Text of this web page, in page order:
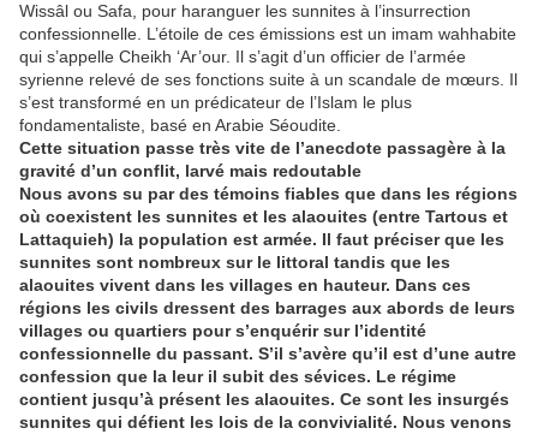
Wissâl ou Safa, pour haranguer les sunnites à l’insurrection
confessionnelle. L’étoile de ces émissions est un imam wahhabite
qui s’appelle Cheikh ‘Ar’our. Il s’agit d’un officier de l’armée
syrienne relevé de ses fonctions suite à un scandale de mœurs. Il
s’est transformé en un prédicateur de l’Islam le plus
fondamentaliste, basé en Arabie Séoudite.
Cette situation passe très vite de l’anecdote passagère à la
gravité d’un conflit, larvé mais redoutable
Nous avons su par des témoins fiables que dans les régions
où coexistent les sunnites et les alaouites (entre Tartous et
Lattaquieh) la population est armée. Il faut préciser que les
sunnites sont nombreux sur le littoral tandis que les
alaouites vivent dans les villages en hauteur. Dans ces
régions les civils dressent des barrages aux abords de leurs
villages ou quartiers pour s’enquérir sur l’identité
confessionnelle du passant. S’il s’avère qu’il est d’une autre
confession que la leur il subit des sévices. Le régime
contient jusqu’à présent les alaouites. Ce sont les insurgés
sunnites qui défient les lois de la convivialité. Nous venons